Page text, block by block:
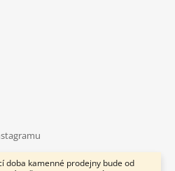
doba kamenné prodejny bude od